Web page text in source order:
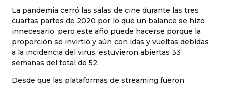
La pandemia cerró las salas de cine durante las tres
cuartas partes de 2020 por lo que un balance se hizo
innecesario, pero este año puede hacerse porque la
proporción se invirtió y aún con idas y vueltas debidas
a la incidencia del virus, estuvieron abiertas 33
semanas del total de 52.
Desde que las plataformas de streaming fueron